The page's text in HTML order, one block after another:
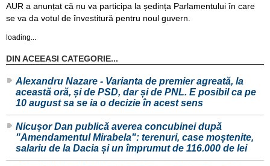
AUR a anunțat că nu va participa la ședința Parlamentului în care
se va da votul de învestitură pentru noul guvern.
loading...
DIN ACEEASI CATEGORIE...
Alexandru Nazare - Varianta de premier agreată, la
această oră, și de PSD, dar și de PNL. E posibil ca pe
10 august sa se ia o decizie în acest sens
Nicușor Dan publică averea concubinei după
"Amendamentul Mirabela": terenuri, case moștenite,
salariu de la Dacia și un împrumut de 116.000 de lei